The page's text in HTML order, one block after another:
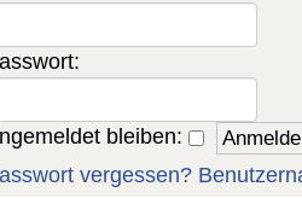
bleiben:
vergessen?